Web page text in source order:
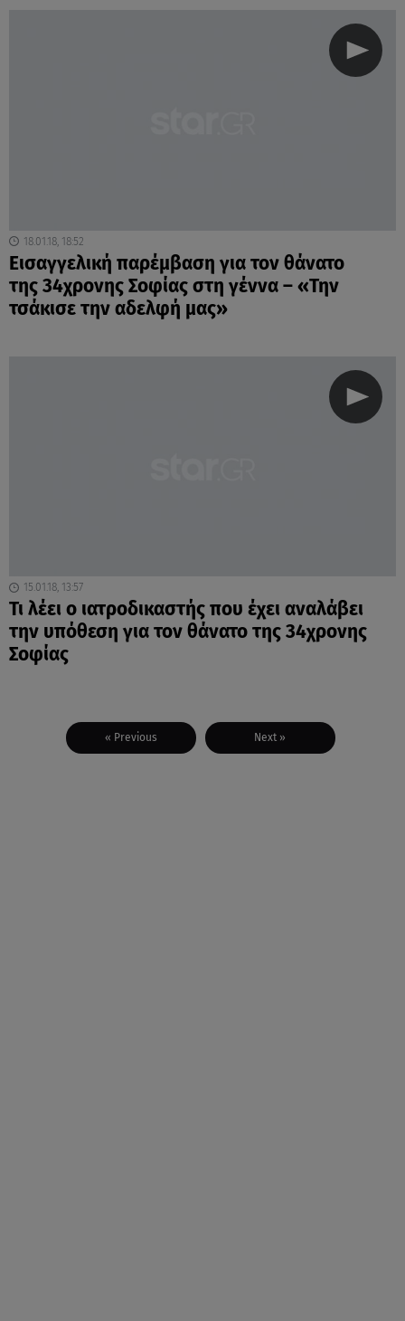
18.01.18, 18:52
Eισαγγελική παρέμβαση για τον θάνατο
της 34χρονης Σοφίας στη γέννα – «Την
τσάκισε την αδελφή μας»
15.01.18, 13:57
Τι λέει ο ιατροδικαστής που έχει αναλάβει
την υπόθεση για τον θάνατο της 34χρονης
Σοφίας
« Previous Next »